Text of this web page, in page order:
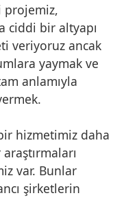
projemiz,
ciddi bir altyapı
veriyoruz ancak
yaymak ve
anlamıyla
hizmetimiz daha
var. Bunlar
şirketlerin